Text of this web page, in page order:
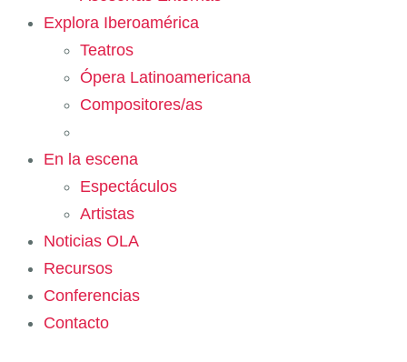
Explora Iberoamérica
Teatros
Ópera Latinoamericana
Compositores/as
En la escena
Espectáculos
Artistas
Noticias OLA
Recursos
Conferencias
Contacto